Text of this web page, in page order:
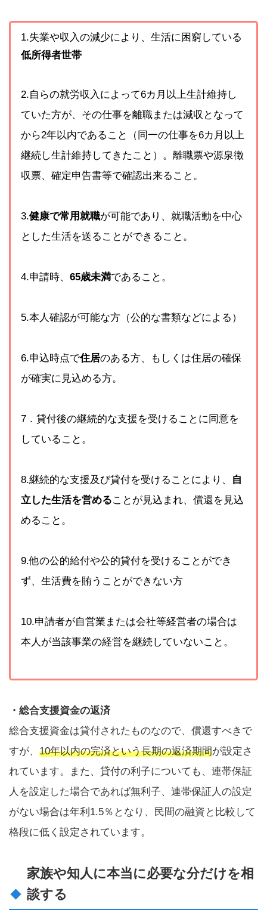
1.失業や収入の減少により、生活に困窮している
低所得者世帯
2.自らの就労収入によって6カ月以上生計維持し
ていた方が、その仕事を離職または減収となって
から2年以内であること（同一の仕事を6カ月以上
継続し生計維持してきたこと）。離職票や源泉徴
収票、確定申告書等で確認出来ること。
3.健康で常用就職が可能であり、就職活動を中心
とした生活を送ることができること。
4.申請時、 65歳未満であること。
5.本人確認が可能な方（公的な書類などによる）
6.申込時点で住居のある方、もしくは住居の確保
が確実に見込める方。
7．貸付後の継続的な支援を受けることに同意を
していること。
8.継続的な支援及び貸付を受けることにより、
自
立した生活を営めることが見込まれ、償還を見込
めること。
9.他の公的給付や公的貸付を受けることができ
ず、生活費を賄うことができない方
10.申請者が自営業または会社等経営者の場合は
本人が当該事業の経営を継続していないこと。
・総合支援資金の返済
総合支援資金は貸付されたものなので、償還すべきで
すが、 10年以内の完済という長期の返済期間が設定さ
れています。また、貸付の利子についても、連帯保証
人を設定した場合であれば無利子、連帯保証人の設定
がない場合は年利1.5％となり、民間の融資と比較して
格段に低く設定されています。
家族や知人に本当に必要な分だけを相
談する